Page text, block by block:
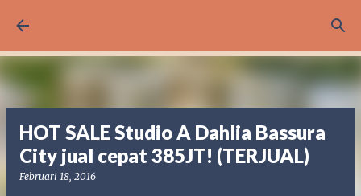
HOT SALE Studio A Dahlia Bassura
City jual cepat 385JT! (TERJUAL)
Februari 18, 2016